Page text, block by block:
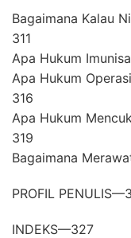
Bagaimana Kalau
311
Apa Hukum
Apa Hukum
316
Apa Hukum
319
Bagaimana
PROFIL
INDEKS—327